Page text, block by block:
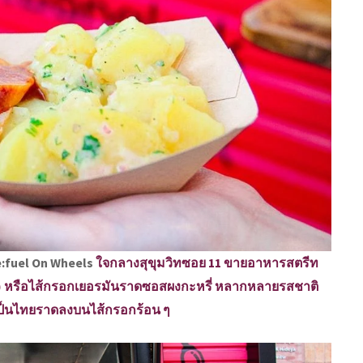
On Wheels ใจกลางสุขุมวิทซอย 11 ขายอาหารสตรีท
หรือไส้กรอกเยอรมันราดซอสผงกะหรี่ หลากหลายรสชาติ
ไทยราดลงบนไส้กรอกร้อน ๆ